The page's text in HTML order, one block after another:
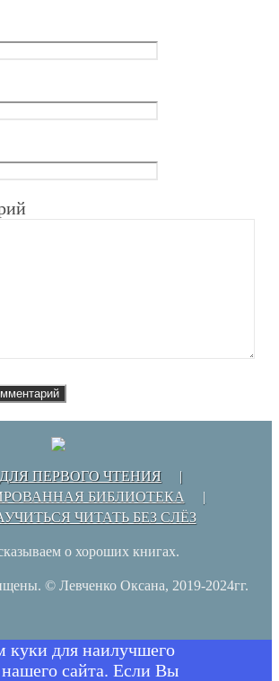
ПЕРВОГО ЧТЕНИЯ
БИБЛИОТЕКА
ЧИТАТЬ БЕЗ СЛЁЗ
о хороших книгах.
© Левченко Оксана, 2019-2024гг.
куки для наилучшего
нашего сайта. Если Вы